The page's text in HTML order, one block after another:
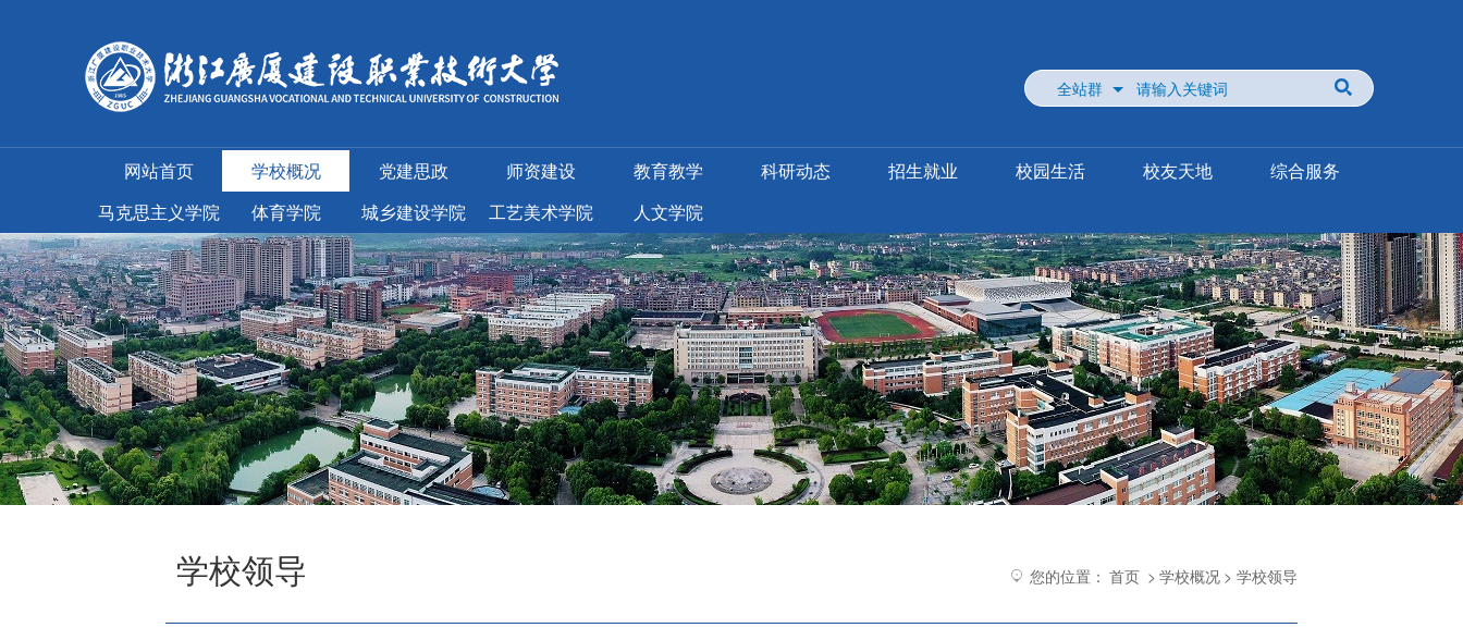
全站群
网站首页 学校概况 党建思政 师资建设 教育教学 科研动态 招生就业 校园生活 校友天地
综合服务
马克思主义学院
体育学院 城乡建设学院 工艺美术学院 人文学院
您的位置： 首页 > 学校概况 > 学校领导
学校领导